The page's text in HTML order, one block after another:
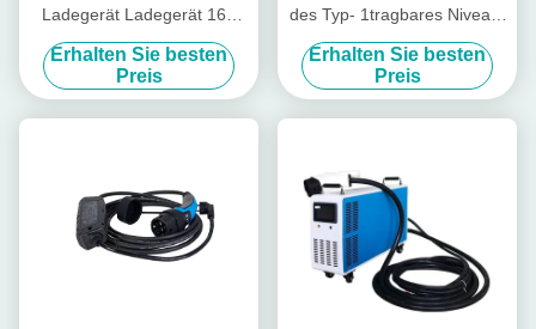
Ladegerät Ladegerät 16A
3.6kW tragbare EV
Erhalten Sie besten
Preis
des Typ- 1tragbares Niveau-
2 EV schaltbar mit CEE Plug
Erhalten Sie besten
Preis